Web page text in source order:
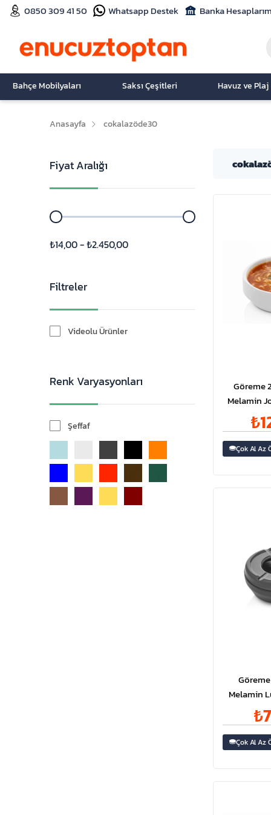
0850 309 41 50 Whatsapp Destek Banka
Bahçe Mobilyaları Saksı Çeşitleri Havuz ve Plaj
Anasayfa cokalazöde30
Fiyat Aralığı
₺14,00 - ₺2.450,00
Filtreler
Videolu Ürünler
Renk Varyasyonları
Şeffaf
Göreme
Melamin
Çok Al Az
Göreme
Melamin
Çok Al Az